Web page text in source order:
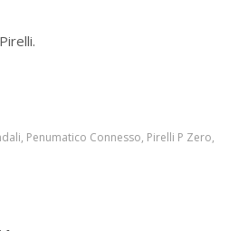
, Penumatico Connesso, Pirelli P Zero,